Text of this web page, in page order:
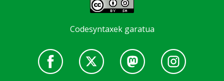
Codesyntaxek garatua